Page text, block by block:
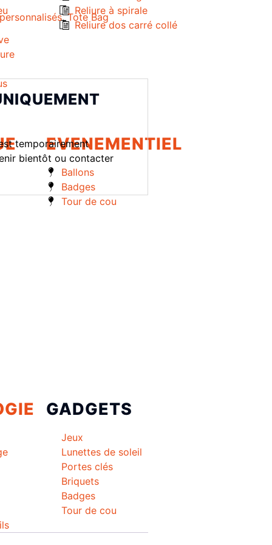
Reliure à spirale
Reliure dos carré collé
EVENEMENTIEL
Ballons
Badges
Tour de cou
GADGETS
Jeux
Lunettes de soleil
Portes clés
Briquets
Badges
Tour de cou
,Tote Bag
temporairement
bientôt ou contacter